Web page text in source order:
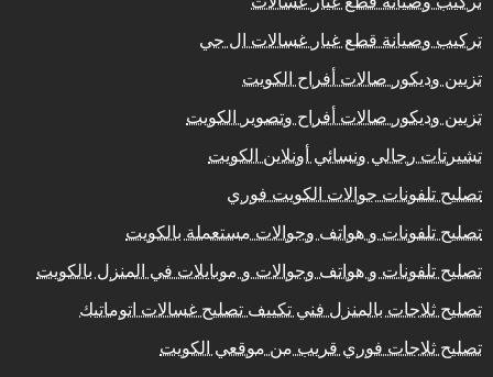
تركيب وصيانة قطع غيار غسالات ال جي
تزيين وديكور صالات أفراح الكويت
تزيين وديكور صالات أفراح وتصوير الكويت
تشيرتات رجالي ونسائي أونلاين الكويت
تصليح تلفونات جوالات الكويت فوري
تصليح تلفونات و هواتف وجوالات مستعملة بالكويت
تصليح تلفونات و هواتف وجوالات و موبايلات في المنزل بالكويت
تصليح ثلاجات بالمنزل فني تكييف تصليح غسالات اتوماتيك
تصليح ثلاجات فوري قريب من موقعي الكويت